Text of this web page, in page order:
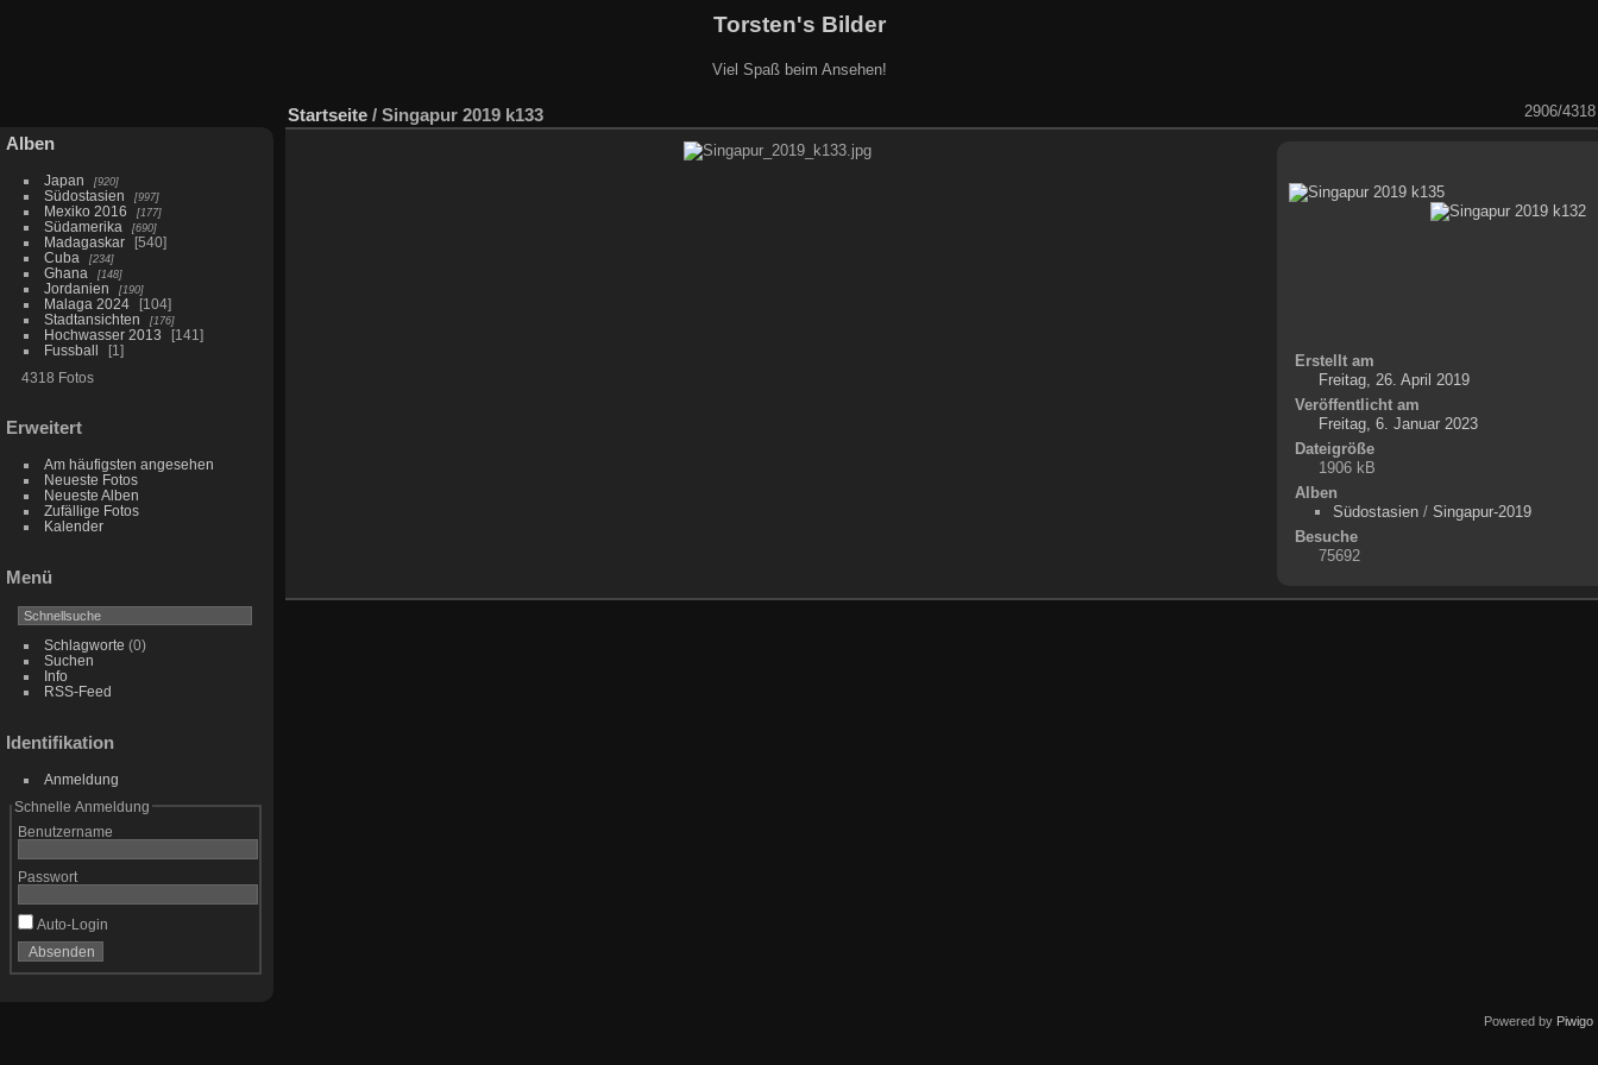
Torsten's Bilder
Viel Spaß beim Ansehen!
Alben
Japan 920
Südostasien 997
Mexiko 2016 177
Südamerika 690
Madagaskar
540
Cuba
234
Ghana 148
Jordanien 190
Malaga 2024
104
Stadtansichten
176
Hochwasser 2013
141
Fussball
1
4318 Fotos
Erweitert
Am häufigsten angesehen
Neueste Fotos
Neueste Alben
Zufällige Fotos
Kalender
Menü
Schlagworte (0)
Suchen
Info
RSS-Feed
Identifikation
Anmeldung
Schnelle Anmeldung
Benutzername
Passwort
Auto-Login
Startseite / Singapur 2019 k133 2906/4318
Erstellt am
Freitag, 26. April 2019
Veröffentlicht am
Freitag, 6. Januar 2023
Dateigröße
1906 kB
Alben
Südostasien /Singapur-2019
Besuche
75692
Powered by Piwigo